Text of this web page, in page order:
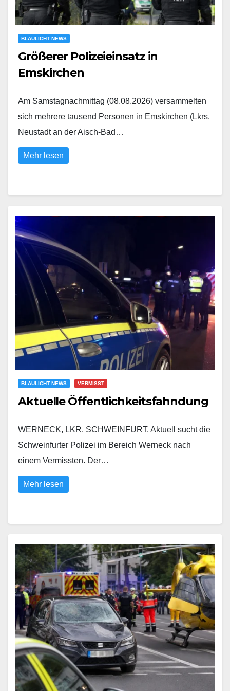
BLAULICHT NEWS
Größerer Polizeieinsatz in
Emskirchen
Am Samstagnachmittag (08.08.2026) versammelten
sich mehrere tausend Personen in Emskirchen (Lkrs.
Neustadt an der Aisch-Bad…
Mehr lesen
BLAULICHT NEWS VERMISST
Aktuelle Öffentlichkeitsfahndung
WERNECK, LKR. SCHWEINFURT. Aktuell sucht die
Schweinfurter Polizei im Bereich Werneck nach
einem Vermissten. Der…
Mehr lesen